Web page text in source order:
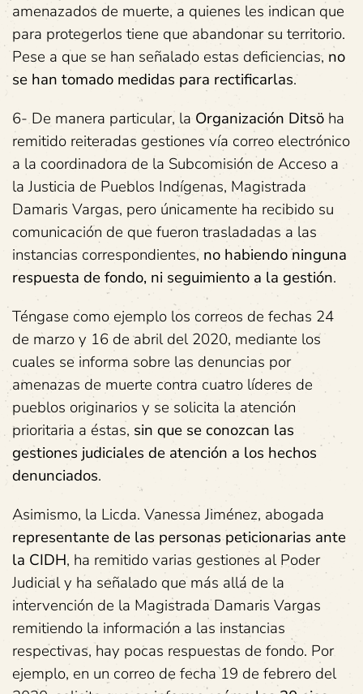
amenazados de muerte, a quienes les indican que
para protegerlos tiene que abandonar su territorio.
Pese a que se han señalado estas deficiencias, no
se han tomado medidas para rectificarlas.
6- De manera particular, la Organización Ditsö ha
remitido reiteradas gestiones vía correo electrónico
a la coordinadora de la Subcomisión de Acceso a
la Justicia de Pueblos Indígenas, Magistrada
Damaris Vargas, pero únicamente ha recibido su
comunicación de que fueron trasladadas a las
instancias correspondientes, no habiendo ninguna
respuesta de fondo, ni seguimiento a la gestión.
Téngase como ejemplo los correos de fechas 24
de marzo y 16 de abril del 2020, mediante los
cuales se informa sobre las denuncias por
amenazas de muerte contra cuatro líderes de
pueblos originarios y se solicita la atención
prioritaria a éstas, sin que se conozcan las
gestiones judiciales de atención a los hechos
denunciados.
Asimismo, la Licda. Vanessa Jiménez, abogada
representante de las personas peticionarias ante
la CIDH, ha remitido varias gestiones al Poder
Judicial y ha señalado que más allá de la
intervención de la Magistrada Damaris Vargas
remitiendo la información a las instancias
respectivas, hay pocas respuestas de fondo. Por
ejemplo, en un correo de fecha 19 de febrero del